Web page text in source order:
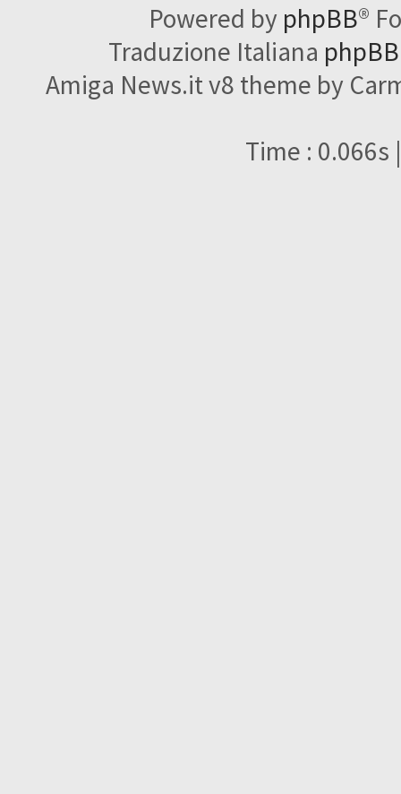
Powered by phpBB®
Traduzione Italiana
Amiga News.it v8 theme by
Time : 0.066s